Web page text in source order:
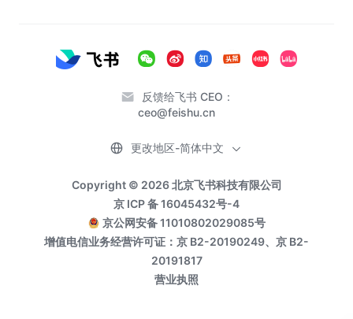
反馈给飞书 CEO：
ceo@feishu.cn
Copyright © 2026 北京飞书科技有限公司
京 ICP 备 16045432号-4
京公网安备 11010802029085号
增值电信业务经营许可证：京 B2-20190249、京 B2-
20191817
营业执照
更改地区-简体中文